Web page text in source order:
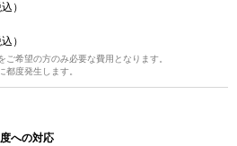
）
）
希望の方のみ必要な費用となります。
都度発生します。
への対応